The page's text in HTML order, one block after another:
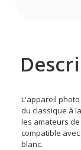
L'appareil
du classique à
les amateurs
compatible
blanc.